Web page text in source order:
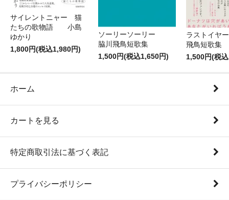
サイレントニャー 猫
たちの歌物語 小島
ゆかり
1,800円(税込1,980円)
ソーリーソーリー
脇川飛鳥短歌集
1,500円(税込1,650円)
ラストイ
飛鳥短
1,500円(税
ホーム
カートを見る
特定商取引法に基づく表記
プライバシーポリシー